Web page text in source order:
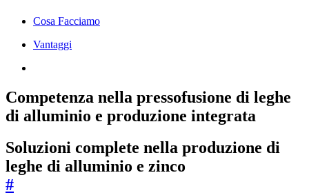
Cosa Facciamo
Vantaggi
Competenza nella pressofusione di leghe
di alluminio e produzione integrata
Soluzioni complete nella produzione di
leghe di alluminio e zinco
#